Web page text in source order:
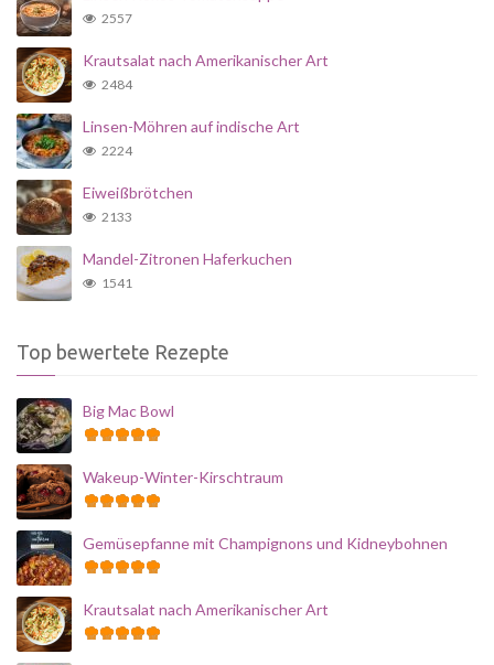
2557
Krautsalat nach Amerikanischer Art
2484
Linsen-Möhren auf indische Art
2224
Eiweißbrötchen
2133
Mandel-Zitronen Haferkuchen
1541
Top bewertete Rezepte
Big Mac Bowl
Wakeup-Winter-Kirschtraum
Gemüsepfanne mit Champignons und Kidneybohnen
Krautsalat nach Amerikanischer Art